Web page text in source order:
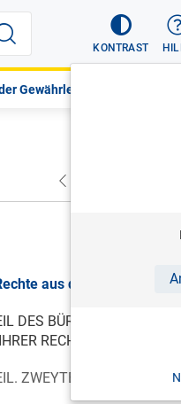
KONTRAST
Gewährleis...
aus der
DES BÜRGERLICHEN
RECHTLICHEN
ZWEYTE ABTHEILUNG.